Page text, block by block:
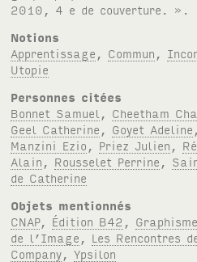
Notions
Apprentissage
Commun
Utopie
Personnes citées
Bonnet Samuel
Cheetham
Geel Catherine
Goyet Adeline
Manzini Ezio
Priez Julien
Alain
Rousselet Perrine
de Catherine
Objets mentionnés
CNAP, Édition B42
de l’Image
Les Rencontres
Company ,Ypsilon